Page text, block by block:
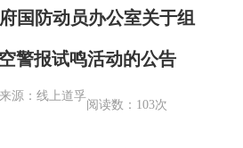
国防动员办公室关于组
警报试鸣活动的公告
来源： 线上道孚
阅读数： 103次